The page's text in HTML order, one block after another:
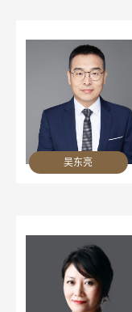
吴东亮